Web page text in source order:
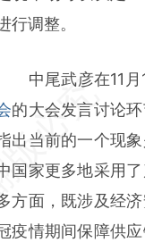
行调整。
中尾武彦在11月
的大会发言讨论
出当前的一个现
国家更多地采用
方面，既涉及经
疫情期间保障供